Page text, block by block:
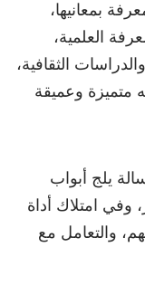
بمعانيها،
العلمية،
الثقافية،
متميزة وعميقة
يلج أبواب
وفي امتلاك أداة
والتعامل مع